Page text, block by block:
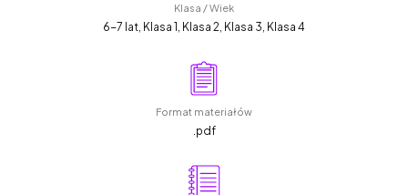
Klasa / Wiek
6-7 lat, Klasa 1, Klasa 2, Klasa 3, Klasa 4
Format materiałów
.pdf